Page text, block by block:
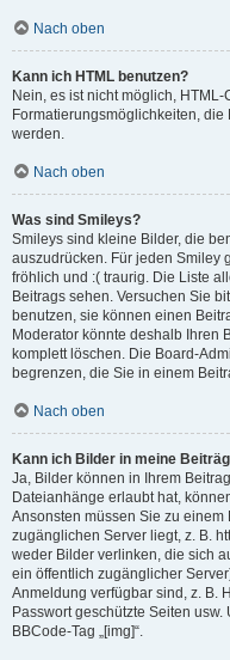
Nach oben
Kann ich HTML benutzen?
Nein, es ist nicht möglich,
Formatierungsmöglichkeiten,
werden.
Nach oben
Was sind Smileys?
Smileys sind kleine Bilder, die
auszudrücken. Für jeden Smiley
fröhlich und :( traurig. Die Liste
Beitrags sehen. Versuchen Sie
benutzen, sie können einen
Moderator könnte deshalb Ihren
komplett löschen. Die Board-
begrenzen, die Sie in einem
Nach oben
Kann ich Bilder in meine
Ja, Bilder können in Ihrem
Dateianhänge erlaubt hat,
Ansonsten müssen Sie zu
zugänglichen Server liegt, z. B.
weder Bilder verlinken, die sich
ein öffentlich zugänglicher
Anmeldung verfügbar sind, z. B.
Passwort geschützte Seiten
BBCode-Tag „[img]“.